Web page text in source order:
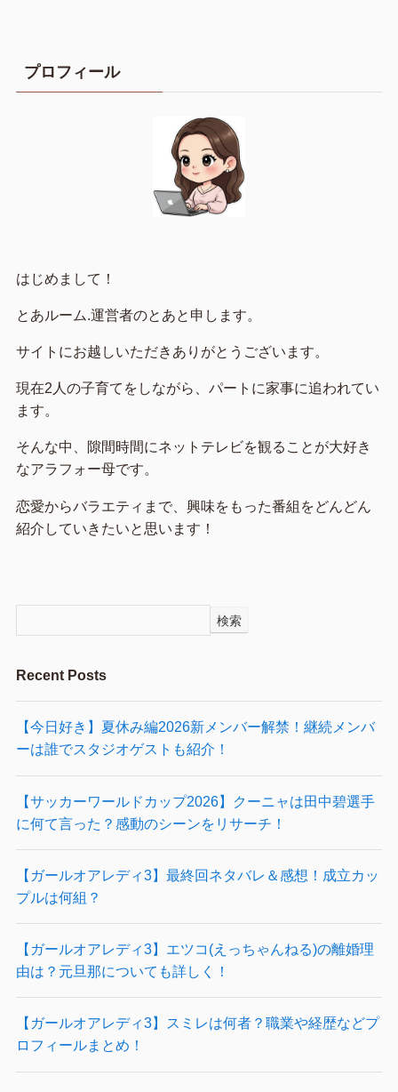
プロフィール
はじめまして！
とあルーム.運営者のとあと申します。
サイトにお越しいただきありがとうございます。
現在2人の子育てをしながら、パートに家事に追われてい
ます。
そんな中、隙間時間にネットテレビを観ることが大好き
なアラフォー母です。
恋愛からバラエティまで、興味をもった番組をどんどん
紹介していきたいと思います！
検索
Recent Posts
【今日好き】夏休み編2026新メンバー解禁！継続メンバ
ーは誰でスタジオゲストも紹介！
【サッカーワールドカップ2026】クーニャは田中碧選手
に何て言った？感動のシーンをリサーチ！
【ガールオアレディ3】最終回ネタバレ＆感想！成立カッ
プルは何組？
【ガールオアレディ3】エツコ(えっちゃんねる)の離婚理
由は？元旦那についても詳しく！
【ガールオアレディ3】スミレは何者？職業や経歴などプ
ロフィールまとめ！